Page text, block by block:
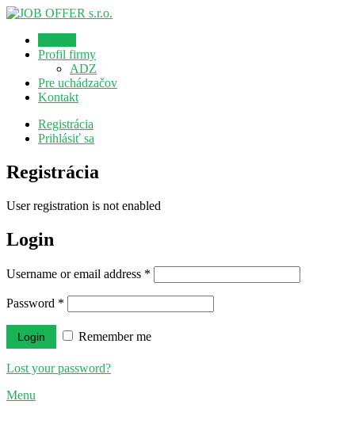
Profil firmy
ADZ
Pre uchádzačov
Kontakt
Registrácia
Prihlásiť sa
Registrácia
User registration is not enabled
Login
Username or email address *
Password *
Remember me
Lost your password?
Menu